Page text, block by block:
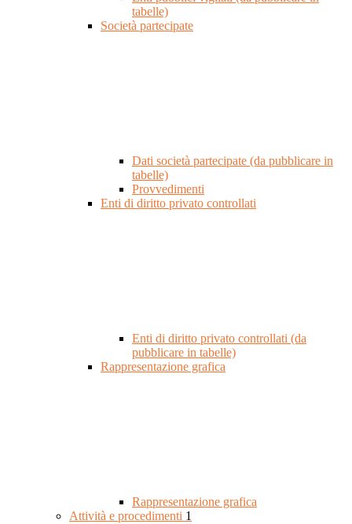
tabelle)
Società partecipate
Dati società partecipate (da pubblicare in
tabelle)
Provvedimenti
Enti di diritto privato controllati
Enti di diritto privato controllati (da
pubblicare in tabelle)
Rappresentazione grafica
Rappresentazione grafica
Attività e procedimenti 1